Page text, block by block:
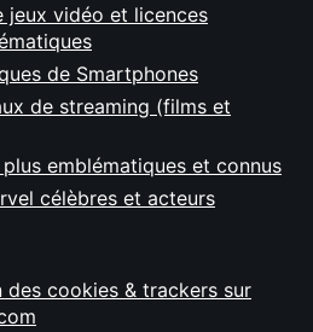
jeux vidéo et licences
de Smartphones
de streaming (films et
emblématiques et connus
célèbres et acteurs
cookies & trackers sur